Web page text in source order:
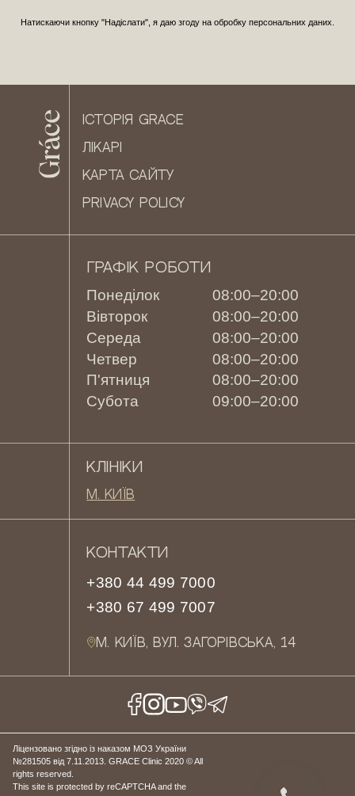
Натискаючи кнопку "Надіслати", я даю згоду на обробку персональних даних.
ІСТОРІЯ GRACE
ЛІКАРІ
КАРТА САЙТУ
PRIVACY POLICY
ГРАФІК РОБОТИ
Понеділок
08:00–20:00
Вівторок
08:00–20:00
Середа
08:00–20:00
Четвер
08:00–20:00
П'ятниця
08:00–20:00
Субота
09:00–20:00
КЛІНІКИ
М. КИЇВ
КОНТАКТИ
+380 44 499 7000
+380 67 499 7007
М. КИЇВ, ВУЛ. ЗАГОРІВСЬКА, 14
Ліцензовано згідно із наказом МОЗ України
№281505 від 7.11.2013. GRACE Clinic 2020 © All
rights reserved.
This site is protected by reCAPTCHA and the